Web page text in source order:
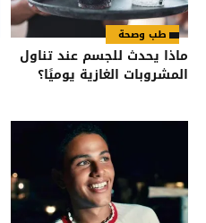
طب وصحة
ماذا يحدث للجسم عند تناول
المشروبات الغازية يوميًا؟